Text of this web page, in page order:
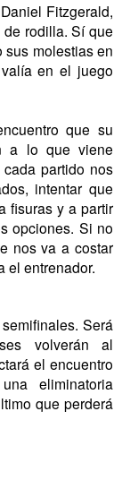
Fitzgerald,
rodilla. Sí que
molestias en
en el juego
que su
a lo que viene
partido nos
intentar que
fisuras y a partir
opciones. Si no
nos va a costar
el entrenador.
Será
volverán al
el encuentro
eliminatoria
que perderá